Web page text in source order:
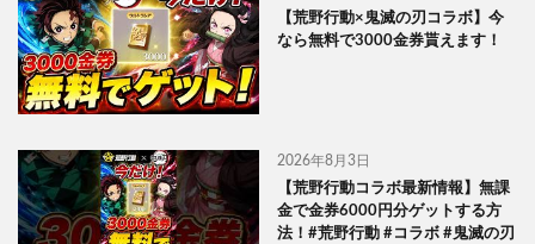
【荒野行動×鬼滅の刃コラボ】今
なら無料で3000金券貰えます！
2026年8月3日
【荒野行動コラボ最新情報】無課
金で金券6000円分ゲットする方
法！#荒野行動 #コラボ #鬼滅の刃